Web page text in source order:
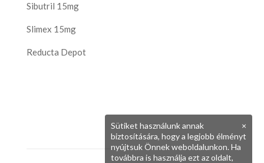
Sibutril 15mg
Slimex 15mg
Reducta Depot
×
Sütiket használunk annak
biztosítására, hogy a legjobb élményt
nyújtsuk Önnek weboldalunkon. Ha
továbbra is használja ezt az oldalt,